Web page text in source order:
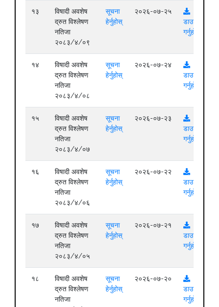
१३
विषादी अवशेष
द्रुत विश्लेषण
नतिजा
२०८३/४/०९
सूचना
हेर्नुहोस्
२०२६-०७-२५
डाउनलोड
गर्नुहोस्
१४
विषादी अवशेष
द्रुत विश्लेषण
नतिजा
२०८३/४/०८
सूचना
हेर्नुहोस्
२०२६-०७-२४
डाउनलोड
गर्नुहोस्
१५
विषादी अवशेष
द्रुत विश्लेषण
नतिजा
२०८३/४/०७
सूचना
हेर्नुहोस्
२०२६-०७-२३
डाउनलोड
गर्नुहोस्
१६
विषादी अवशेष
द्रुत विश्लेषण
नतिजा
२०८३/४/०६
सूचना
हेर्नुहोस्
२०२६-०७-२२
डाउनलोड
गर्नुहोस्
१७
विषादी अवशेष
द्रुत विश्लेषण
नतिजा
२०८३/४/०५
सूचना
हेर्नुहोस्
२०२६-०७-२१
डाउनलोड
गर्नुहोस्
१८
विषादी अवशेष
द्रुत विश्लेषण
नतिजा
सूचना
हेर्नुहोस्
२०२६-०७-२०
डाउनलोड
गर्नुहोस्